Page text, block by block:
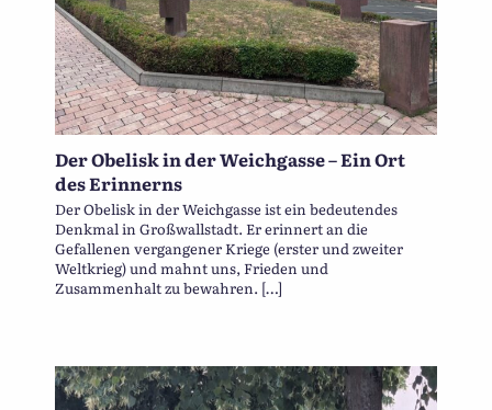
Der Obelisk in der Weichgasse – Ein Ort
des Erinnerns
Der Obelisk in der Weichgasse ist ein bedeutendes
Denkmal in Großwallstadt. Er erinnert an die
Gefallenen vergangener Kriege (erster und zweiter
Weltkrieg) und mahnt uns, Frieden und
Zusammenhalt zu bewahren. […]